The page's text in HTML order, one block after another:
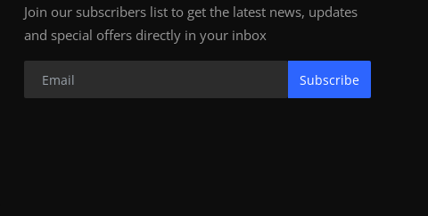
Join our subscribers list to get the latest news, updates
and special offers directly in your inbox
Subscribe